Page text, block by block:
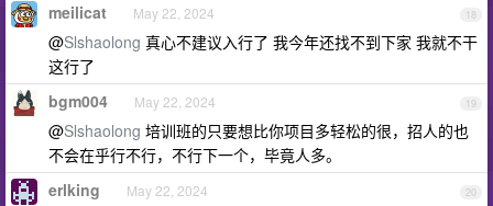
18
meilicat May 22, 2024
@Slshaolong 真心不建议入行了 我今年还找不到下家 我就不干
这行了
19
bgm004 May 22, 2024
@Slshaolong 培训班的只要想比你项目多轻松的很，招人的也
不会在乎行不行，不行下一个，毕竟人多。
20
erlking May 22, 2024